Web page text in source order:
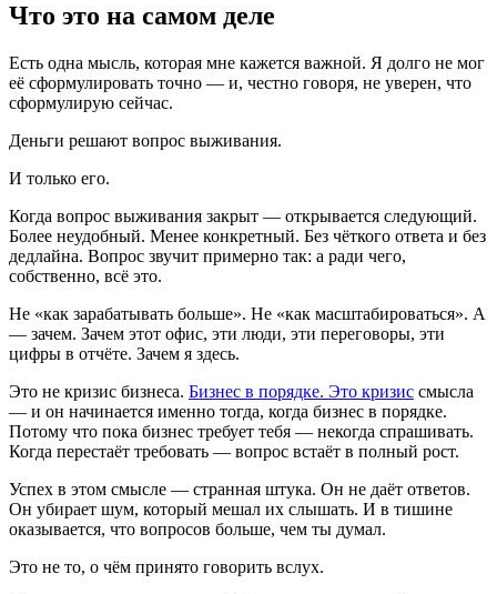
Что это на самом деле
Есть одна мысль, которая мне кажется важной. Я долго не мог
её сформулировать точно — и, честно говоря, не уверен, что
сформулирую сейчас.
Деньги решают вопрос выживания.
И только его.
Когда вопрос выживания закрыт — открывается следующий.
Более неудобный. Менее конкретный. Без чёткого ответа и без
дедлайна. Вопрос звучит примерно так: а ради чего,
собственно, всё это.
Не «как зарабатывать больше». Не «как масштабироваться». А
— зачем. Зачем этот офис, эти люди, эти переговоры, эти
цифры в отчёте. Зачем я здесь.
Это не кризис бизнеса. Бизнес в порядке. Это кризис смысла
— и он начинается именно тогда, когда бизнес в порядке.
Потому что пока бизнес требует тебя — некогда спрашивать.
Когда перестаёт требовать — вопрос встаёт в полный рост.
Успех в этом смысле — странная штука. Он не даёт ответов.
Он убирает шум, который мешал их слышать. И в тишине
оказывается, что вопросов больше, чем ты думал.
Это не то, о чём принято говорить вслух.